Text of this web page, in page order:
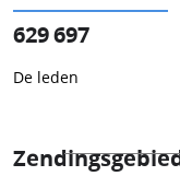
629 697
De leden